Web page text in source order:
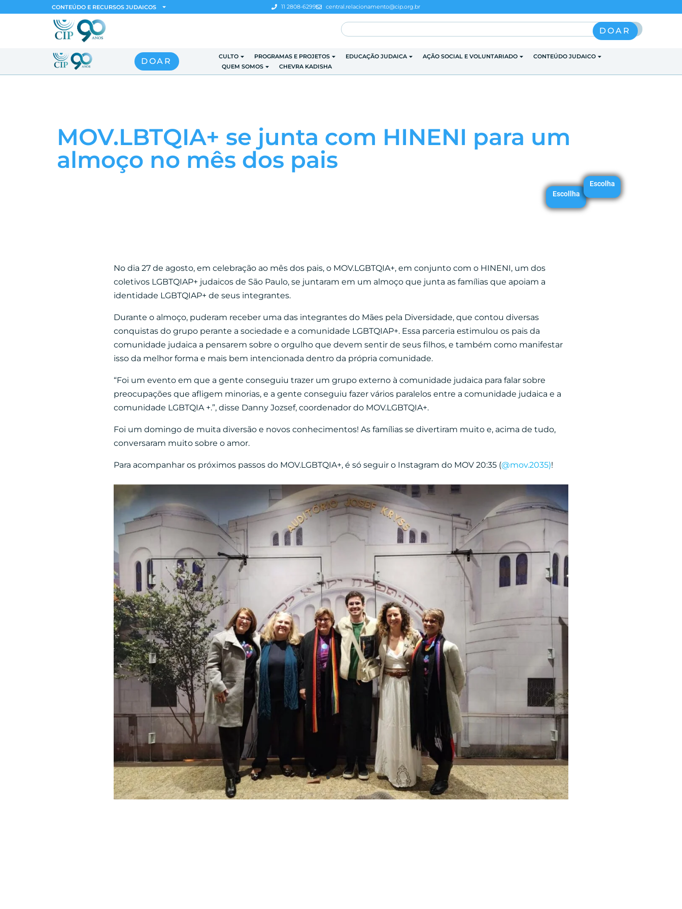
CONTEÚDO E RECURSOS JUDAICOS 11 2808-6299 central.relacionamento@cip.org.br
Pesquisar
DOAR
DOAR CULTO PROGRAMAS E PROJETOS EDUCAÇÃO JUDAICA AÇÃO SOCIAL E VOLUNTARIADO
CONTEÚDO JUDAICO
QUEM SOMOS
CHEVRA KADISHA
MOV.LBTQIA+ se junta com HINENI para um
almoço no mês dos pais
Escollha
Escolha
No dia 27 de agosto, em celebração ao mês dos pais, o MOV.LGBTQIA+, em conjunto com o HINENI, um dos
coletivos LGBTQIAP+ judaicos de São Paulo, se juntaram em um almoço que junta as famílias que apoiam a
identidade LGBTQIAP+ de seus integrantes.
Durante o almoço, puderam receber uma das integrantes do Mães pela Diversidade, que contou diversas
conquistas do grupo perante a sociedade e a comunidade LGBTQIAP+. Essa parceria estimulou os pais da
comunidade judaica a pensarem sobre o orgulho que devem sentir de seus filhos, e também como manifestar
isso da melhor forma e mais bem intencionada dentro da própria comunidade.
“Foi um evento em que a gente conseguiu trazer um grupo externo à comunidade judaica para falar sobre
preocupações que afligem minorias, e a gente conseguiu fazer vários paralelos entre a comunidade judaica e a
comunidade LGBTQIA +.”, disse Danny Jozsef, coordenador do MOV.LGBTQIA+.
Foi um domingo de muita diversão e novos conhecimentos! As famílias se divertiram muito e, acima de tudo,
conversaram muito sobre o amor.
Para acompanhar os próximos passos do MOV.LGBTQIA+, é só seguir o Instagram do MOV 20:35 (@mov.2035)!